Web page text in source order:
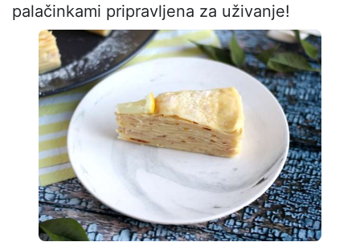
palačinkami pripravljena za uživanje!